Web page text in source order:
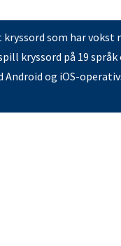
kryssord som har
kryssord på 19
Android og iOS-